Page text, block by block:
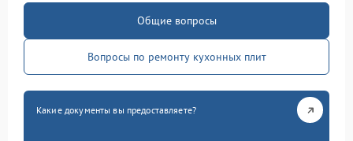
Общие вопросы
Вопросы по ремонту кухонных плит
Какие документы вы предоставляете?